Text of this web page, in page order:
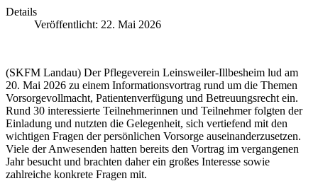
Details
Veröffentlicht: 22. Mai 2026
(SKFM Landau) Der Pflegeverein Leinsweiler-Illbesheim lud am
20. Mai 2026 zu einem Informationsvortrag rund um die Themen
Vorsorgevollmacht, Patientenverfügung und Betreuungsrecht ein.
Rund 30 interessierte Teilnehmerinnen und Teilnehmer folgten der
Einladung und nutzten die Gelegenheit, sich vertiefend mit den
wichtigen Fragen der persönlichen Vorsorge auseinanderzusetzen.
Viele der Anwesenden hatten bereits den Vortrag im vergangenen
Jahr besucht und brachten daher ein großes Interesse sowie
zahlreiche konkrete Fragen mit.